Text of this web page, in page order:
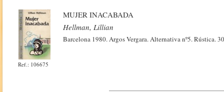
Ref.: 106675
MUJER INACABADA
Hellman, Lillian
Barcelona 1980. Argos Vergara. Alternativa nº5. Rústica.